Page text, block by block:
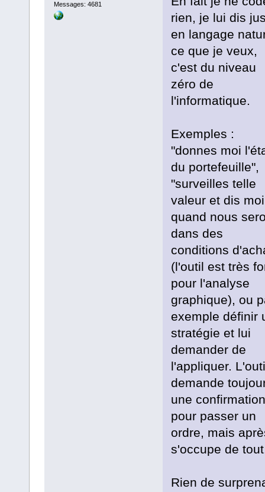
Messages: 4681
rien, je lui dis
en langage
ce que je veux,
c'est du niveau
zéro de
l'informatique.
Exemples :
"donnes moi
du portefeuille",
"surveilles telle
valeur et dis moi
quand nous
dans des
conditions
(l'outil est très
pour l'analyse
graphique), ou
exemple définir
stratégie et lui
demander de
l'appliquer.
demande
une confirmation
pour passer un
ordre, mais
s'occupe de
Rien de